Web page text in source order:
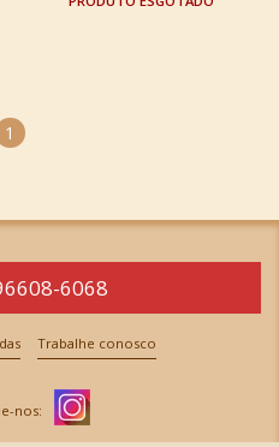
1
6068
Trabalhe conosco